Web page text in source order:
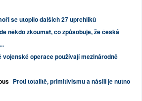
se utopilo dalších 27 uprchlíků
někdo zkoumat, co způsobuje, že česká
vojenské operace používají mezinárodně
Proti totalitě, primitivismu a násilí je nutno